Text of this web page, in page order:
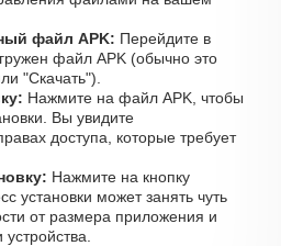
файл APK: Перейдите в
файл APK (обычно это
"Скачать").
Нажмите на файл APK, чтобы
Вы увидите
доступа, которые требует
Нажмите на кнопку
установки может занять чуть
от размера приложения и